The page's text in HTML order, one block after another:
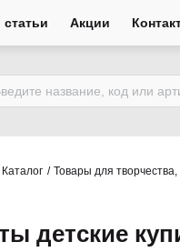
Акции
Каталог Товары для
детские